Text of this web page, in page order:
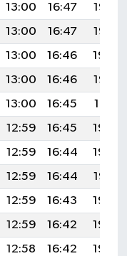
13:00 16:47
19:56
13:00 16:47
19:55
13:00 16:46
19:54
13:00 16:46
19:52
13:00 16:45
19:51
12:59 16:45
19:50
12:59 16:44
19:49
12:59 16:44
19:47
12:59 16:43
19:46
12:59 16:42
19:45
12:58 16:42
19:43